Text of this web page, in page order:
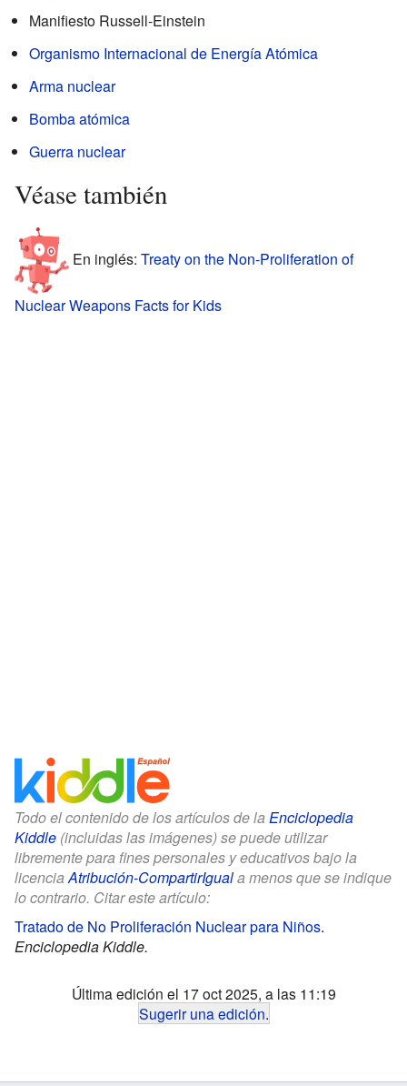
Manifiesto Russell-Einstein
Organismo Internacional de Energía Atómica
Arma nuclear
Bomba atómica
Guerra nuclear
Véase también
En inglés: Treaty on the Non-Proliferation of
Nuclear Weapons Facts for Kids
Todo el contenido de los artículos de la Enciclopedia
Kiddle (incluidas las imágenes) se puede utilizar
libremente para fines personales y educativos bajo la
licenciaAtribución-CompartirIguala menos que se indique
lo contrario. Citar este artículo:
Tratado de No Proliferación Nuclear para Niños.
Enciclopedia Kiddle.
Última edición el 17 oct 2025, a las 11:19
Sugerir una edición.